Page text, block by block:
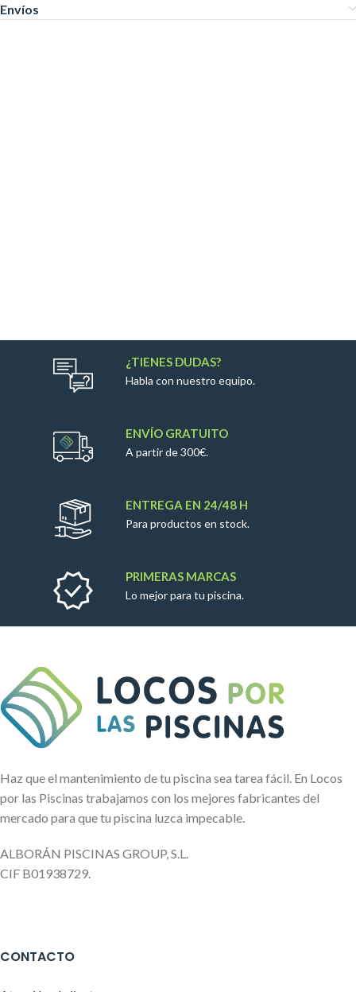
Envíos
¿TIENES DUDAS?
Habla con nuestro equipo.
ENVÍO GRATUITO
A partir de 300€.
ENTREGA EN 24/48 H
Para productos en stock.
PRIMERAS MARCAS
Lo mejor para tu piscina.
Haz que el mantenimiento de tu piscina sea tarea fácil. En Locos
por las Piscinas trabajamos con los mejores fabricantes del
mercado para que tu piscina luzca impecable.
ALBORÁN PISCINAS GROUP, S.L.
CIF B01938729.
CONTACTO